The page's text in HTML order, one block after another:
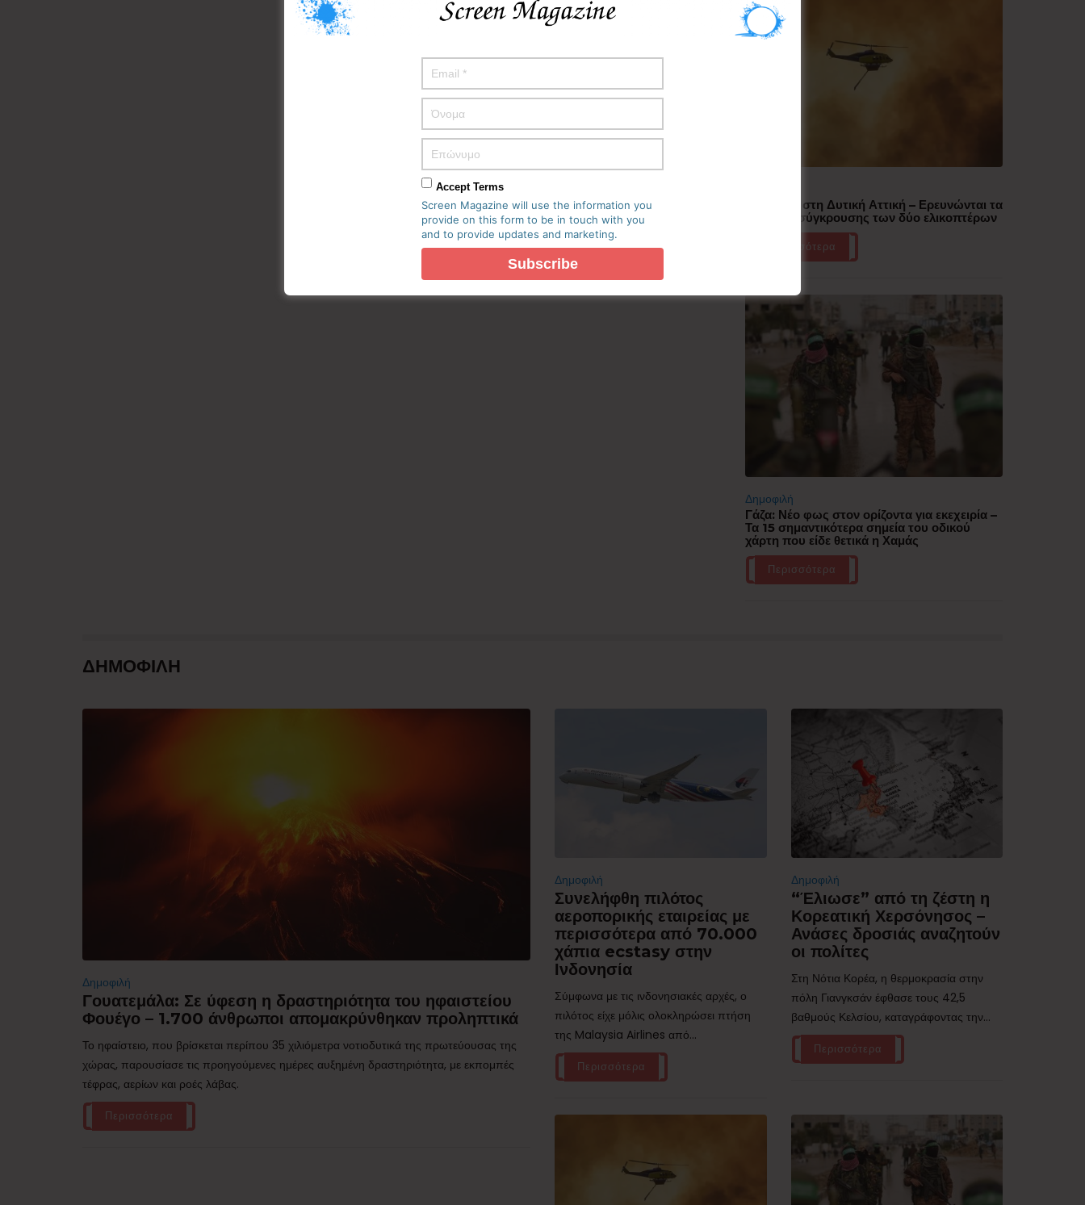
Πυρκαγιά στη Δυτική Αττική – Ερευνώνται τα
αίτια της σύγκρουσης των δύο ελικοπτέρων
Περισσότερα
Δημοφιλή
Γάζα: Νέο φως στον ορίζοντα για εκεχειρία –
Τα 15 σημαντικότερα σημεία του οδικού
χάρτη που είδε θετικά η Χαμάς
Περισσότερα
ΔΗΜΟΦΙΛΗ
Δημοφιλή
Γουατεμάλα: Σε ύφεση η δραστηριότητα του ηφαιστείου
Φουέγο – 1.700 άνθρωποι απομακρύνθηκαν προληπτικά
Το ηφαίστειο, που βρίσκεται περίπου 35 χιλιόμετρα νοτιοδυτικά της πρωτεύουσας της
χώρας, παρουσίασε τις προηγούμενες ημέρες αυξημένη δραστηριότητα, με εκπομπές
τέφρας, αερίων και ροές λάβας.
Περισσότερα
Δημοφιλή
Συνελήφθη πιλότος
αεροπορικής εταιρείας με
περισσότερα από 70.000
χάπια ecstasy στην
Ινδονησία
Σύμφωνα με τις ινδονησιακές αρχές, ο
πιλότος είχε μόλις ολοκληρώσει πτήση
της Malaysia Airlines από...
Περισσότερα
Δημοφιλή
“Έλιωσε” από τη ζέστη η
Κορεατική Χερσόνησος –
Ανάσες δροσιάς αναζητούν
οι πολίτες
Στη Νότια Κορέα, η θερμοκρασία στην
πόλη Γιανγκσάν έφθασε τους 42,5
βαθμούς Κελσίου, καταγράφοντας την...
Περισσότερα
Accept Terms
Screen Magazine will use the information you
provide on this form to be in touch with you
and to provide updates and marketing.